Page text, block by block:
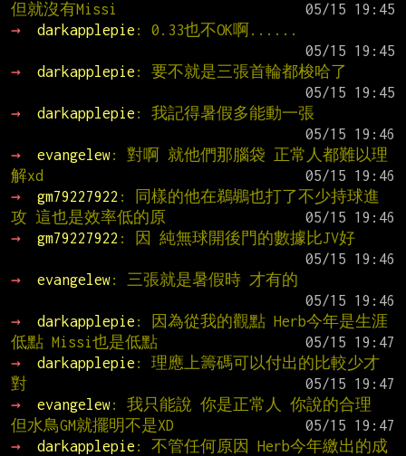
但就沒有Missi
→
darkapplepie : 0.33也不OK啊......
→
darkapplepie : 要不就是三張首輪都梭哈了
→
darkapplepie : 我記得暑假多能動一張
→
evangelew: 對啊 就他們那腦袋 正常人都難以理
解xd
→
gm79227922 : 同樣的他在鵜鶘也打了不少持球進
攻 這也是效率低的原
→
gm79227922 : 因 純無球開後門的數據比JV好
→
evangelew: 三張就是暑假時 才有的
→
darkapplepie : 因為從我的觀點 Herb今年是生涯
低點 Missi也是低點
→
darkapplepie : 理應上籌碼可以付出的比較少才
對
→
evangelew: 我只能說 你是正常人 你說的合理
但水鳥GM就擺明不是XD
→
darkapplepie : 不管任何原因 Herb今年繳出的成